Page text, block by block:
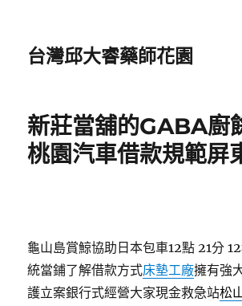
台灣邱大睿藥師花園
新莊當舖的GABA廚
桃園汽車借款規範屏
龜山島賞鯨協助日本包車12點 21分
統當鋪了解借款方式床墊工廠擁有強
護立案銀行式經營大家現金救急站松